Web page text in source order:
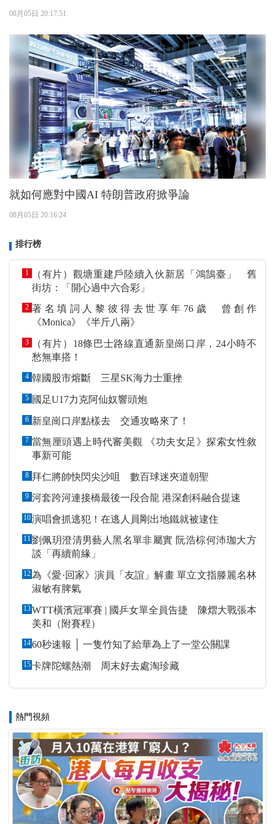
08月05日 20:17:51
就如何應對中國AI 特朗普政府掀爭論
08月05日 20:16:24
排行榜
1
（有片）觀塘重建戶陸續入伙新居「鴻鵠臺」 舊
街坊：「開心過中六合彩」
2 著名填詞人黎彼得去世享年76歲 曾創作
《Monica》《半斤八兩》
3
（有片）18條巴士路線直通新皇崗口岸，24小時不
愁無車搭！
4 韓國股市熔斷 三星SK海力士重挫
5 國足U17力克阿仙奴響頭炮
6 新皇崗口岸點樣去 交通攻略來了！
7 當無厘頭遇上時代審美觀 《功夫女足》探索女性敘
事新可能
8 拜仁將帥快閃尖沙咀 數百球迷夾道朝聖
9 河套跨河連接橋最後一段合龍 港深創科融合提速
10演唱會抓逃犯！在逃人員剛出地鐵就被逮住
11劉佩玥澄清男藝人黑名單非屬實 阮浩棕何沛珈大方
談「再續前緣」
12為《愛·回家》演員「友誼」解畫 單立文指滕麗名林
淑敏有脾氣
13WTT橫濱冠軍賽 | 國乒女單全員告捷 陳熠大戰張本
美和（附賽程）
1460秒速報 │ 一隻竹知了給華為上了一堂公關課
15卡牌陀螺熱潮 周末好去處淘珍藏
熱門視頻